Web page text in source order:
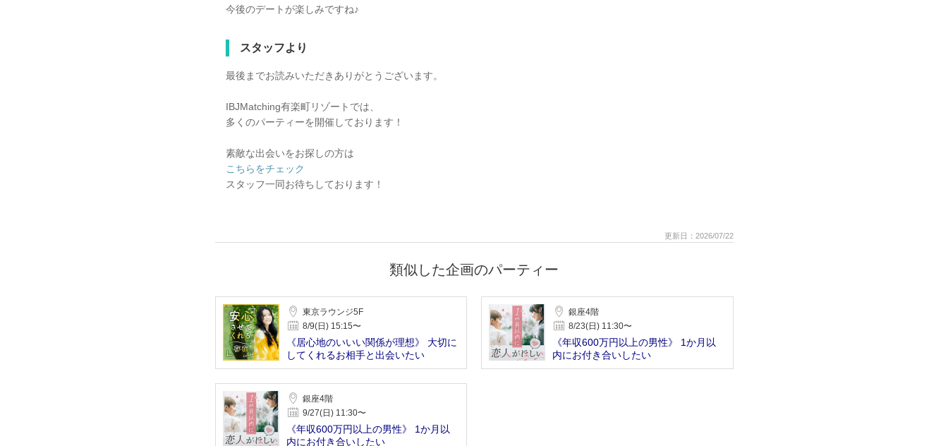
今後のデートが楽しみですね♪
スタッフより
最後までお読みいただきありがとうございます。
IBJMatching有楽町リゾートでは、
多くのパーティーを開催しております！
素敵な出会いをお探しの方は
こちらをチェック
スタッフ一同お待ちしております！
更新日：2026/07/22
類似した企画のパーティー
東京ラウンジ5F
8/9(日) 15:15〜
《居心地のいいい関係が理想》 大切に
してくれるお相手と出会いたい
銀座4階
8/23(日) 11:30〜
《年収600万円以上の男性》 1か月以
内にお付き合いしたい
銀座4階
9/27(日) 11:30〜
《年収600万円以上の男性》 1か月以
内にお付き合いしたい